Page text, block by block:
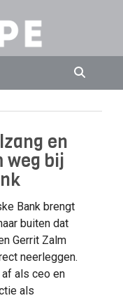
en
weg bij
Bank brengt
buiten dat
Gerrit Zalm
neerleggen.
als ceo en
als